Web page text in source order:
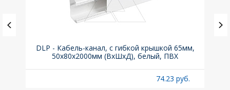
DLP - Кабель-канал, с гибкой крышкой 65мм,
50x80х2000мм (ВхШхД), белый, ПВХ
74.23 руб.